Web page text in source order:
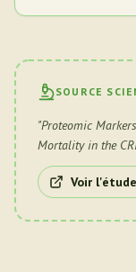
Cela Signifie
SOURCE
"Proteomic
Mortality in the
Voir